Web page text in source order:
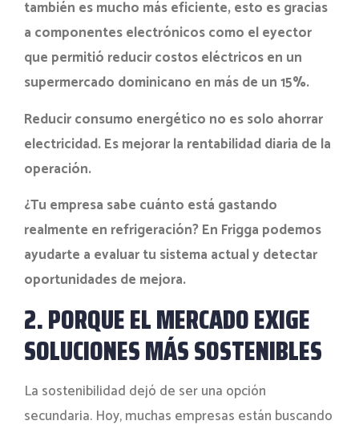
también es mucho más eficiente, esto es gracias
a componentes electrónicos como el eyector
que permitió reducir costos eléctricos en un
supermercado dominicano en más de un 15%.
Reducir consumo energético no es solo ahorrar
electricidad. Es mejorar la rentabilidad diaria de la
operación.
¿Tu empresa sabe cuánto está gastando
realmente en refrigeración? En Frigga podemos
ayudarte a evaluar tu sistema actual y detectar
oportunidades de mejora.
2. PORQUE EL MERCADO EXIGE
SOLUCIONES MÁS SOSTENIBLES
La sostenibilidad dejó de ser una opción
secundaria. Hoy, muchas empresas están buscando